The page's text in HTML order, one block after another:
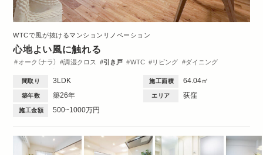
WTCで風が抜けるマンションリノベーション
心地よい風に触れる
オーク（ナラ） 調湿クロス 引き戸 WTC リビング
ダイニング
間取り 3LDK 施工面積 64.04㎡
築年数 築26年 エリア 荻窪
施工金額 500~1000万円